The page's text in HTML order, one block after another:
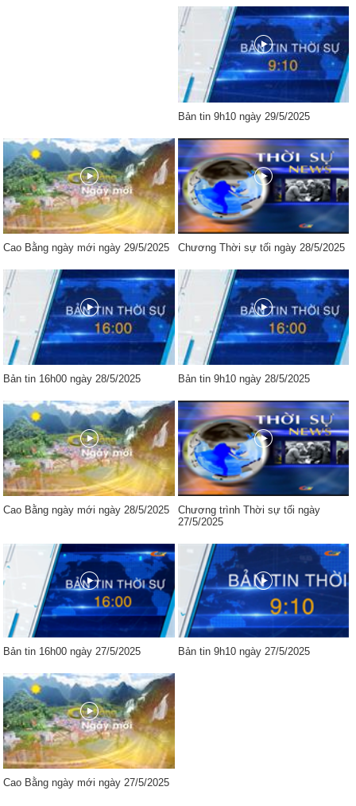
Bản tin 9h10 ngày 29/5/2025
Cao Bằng ngày mới ngày 29/5/2025 Chương Thời sự tối ngày 28/5/2025
Bản tin 16h00 ngày 28/5/2025 Bản tin 9h10 ngày 28/5/2025
Cao Bằng ngày mới ngày 28/5/2025
Chương trình Thời sự tối ngày
27/5/2025
Bản tin 16h00 ngày 27/5/2025 Bản tin 9h10 ngày 27/5/2025
Cao Bằng ngày mới ngày 27/5/2025